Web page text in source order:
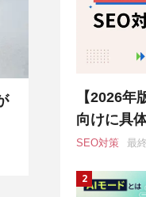
【2026年
向けに具
SEO対策 最